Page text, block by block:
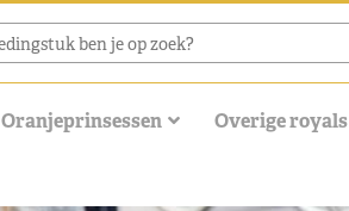
Oranjeprinsessen Overige royals